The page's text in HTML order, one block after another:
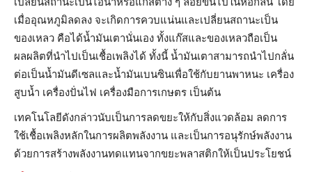
เมื่ออุณหภูมิลดลง จะเกิดการควบแน่นและเปลี่ยนสถานะเป็น
ของเหลว คือได้น้ำมันเตานั่นเอง ทั้งแก๊สและของเหลวถือเป็น
ผลผลิตที่นำไปเป็นเชื้อเพลิงได้ ทั้งนี้ น้ำมันเตาสามารถนำไปกลั่น
ต่อเป็นน้ำมันดีเซลและน้ำมันเบนซินเพื่อใช้กับยานพาหนะ เครื่อง
สูบน้ำ เครื่องปั่นไฟ เครื่องมือการเกษตร เป็นต้น
เทคโนโลยีดังกล่าวนับเป็นการลดขยะให้กับสิ่งแวดล้อม ลดการ
ใช้เชื้อเพลิงหลักในการผลิตพลังงาน และเป็นการอนุรักษ์พลังงาน
ด้วยการสร้างพลังงานทดแทนจากขยะพลาสติกให้เป็นประโยชน์